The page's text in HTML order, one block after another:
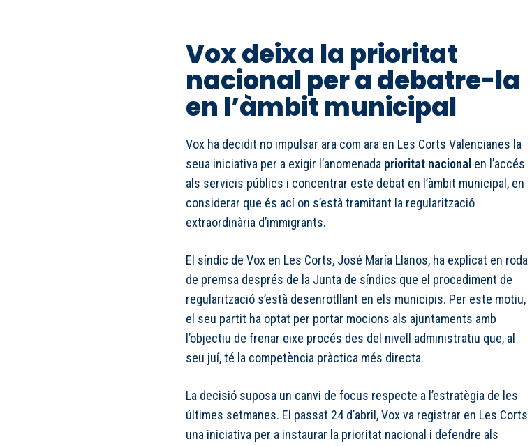
Vox deixa la prioritat
nacional per a debatre-la
en l’àmbit municipal
Vox ha decidit no impulsar ara com ara en Les Corts Valencianes la
seua iniciativa per a exigir l’anomenada prioritat nacional en l’accés
als servicis públics i concentrar este debat en l’àmbit municipal, en
considerar que és ací on s’està tramitant la regularització
extraordinària d’immigrants.
El síndic de Vox en Les Corts, José María Llanos, ha explicat en roda
de premsa després de la Junta de síndics que el procediment de
regularització s’està desenrotllant en els municipis. Per este motiu,
el seu partit ha optat per portar mocions als ajuntaments amb
l’objectiu de frenar eixe procés des del nivell administratiu que, al
seu juí, té la competència pràctica més directa.
La decisió suposa un canvi de focus respecte a l’estratègia de les
últimes setmanes. El passat 24 d’abril, Vox va registrar en Les Corts
una iniciativa per a instaurar la prioritat nacional i defendre als